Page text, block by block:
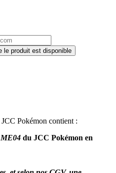
le produit est disponible
Pokémon contient :
du JCC Pokémon en